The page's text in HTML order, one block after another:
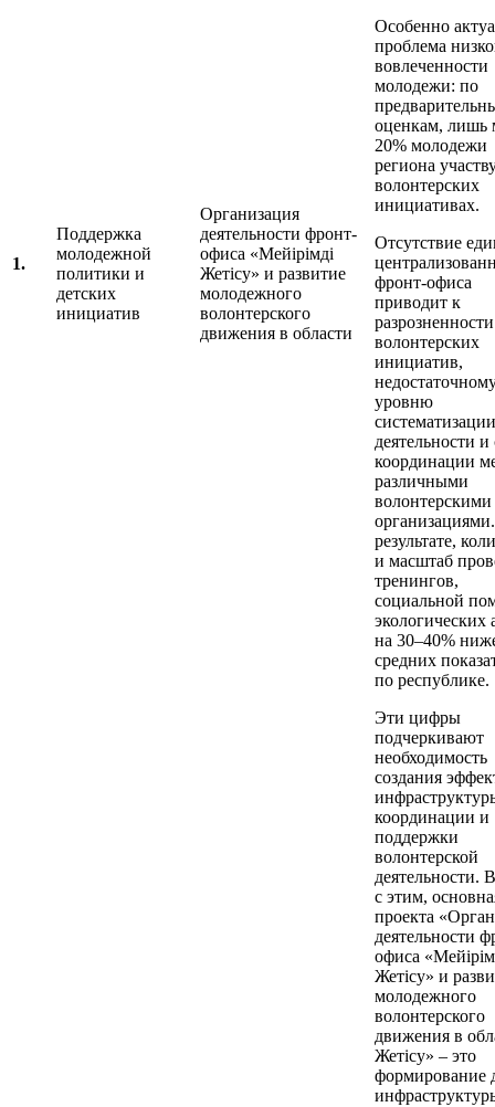
1.
Поддержка
молодежной
политики и
детских
инициатив
Организация
деятельности фронт-
офиса «Мейірімді
Жетісу» и развитие
молодежного
волонтерского
движения в области
Особенно
проблема
вовлеченности
молодежи: по
оценкам, лишь
20% молодежи
региона
волонтерских
инициативах.
Отсутствие
фронт-офиса
приводит к
разрозненности
волонтерских
инициатив,
уровню
систематизации
деятельности и
координации
различными
волонтерскими
результате,
и масштаб
тренингов,
социальной
экологических
на 30–40%
средних
по республике.
Эти цифры
подчеркивают
необходимость
создания
координации и
поддержки
волонтерской
деятельности.
с этим,
проекта
деятельности
офиса
Жетісу» и
молодежного
волонтерского
движения в
Жетісу» – это
формирование